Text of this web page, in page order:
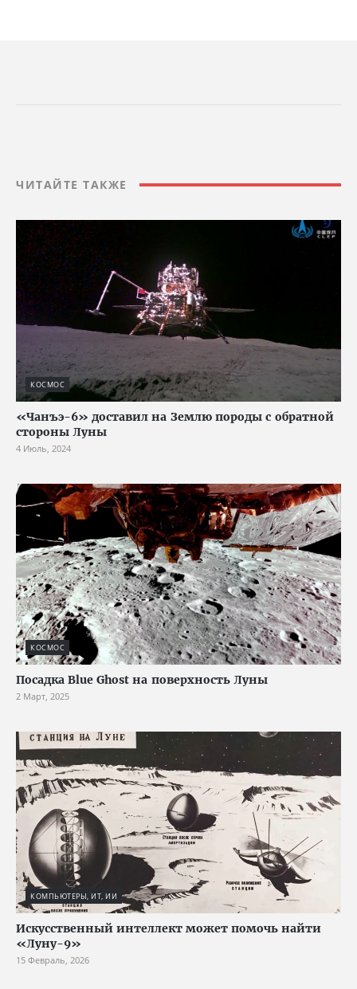
ЧИТАЙТЕ ТАКЖЕ
КОСМОС
«Чанъэ-6» доставил на Землю породы с обратной
стороны Луны
4 Июль, 2024
КОСМОС
Посадка Blue Ghost на поверхность Луны
2 Март, 2025
КОМПЬЮТЕРЫ, ИТ, ИИ
Искусственный интеллект может помочь найти
«Луну-9»
15 Февраль, 2026